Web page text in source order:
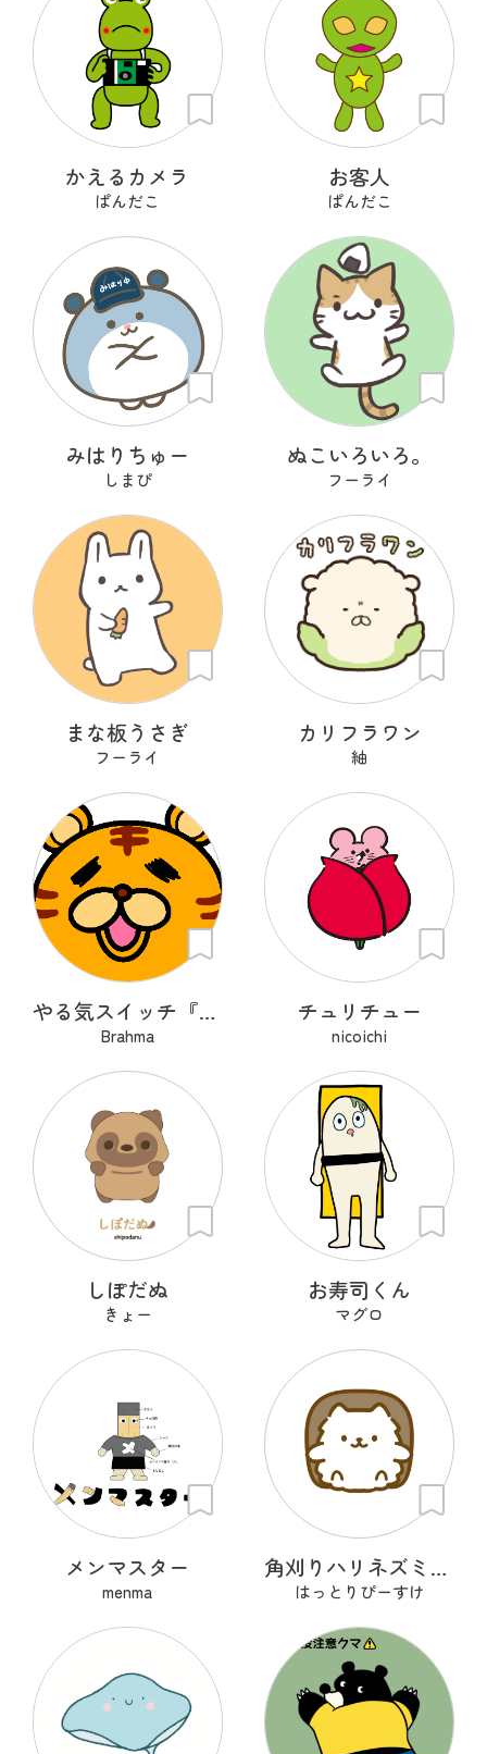
かえるカメラ
ぱんだこ
お客人
ぱんだこ
みはりちゅー
しまぴ
ぬこいろいろ。
フーライ
まな板うさぎ
フーライ
カリフラワン
紬
やる気スイッチ『OFFトラくん』
Brahma
チュリチュー
nicoichi
しぽだぬ
きょー
お寿司くん
マグロ
メンマスター
menma
角刈りハリネズミくん
はっとりぴーすけ